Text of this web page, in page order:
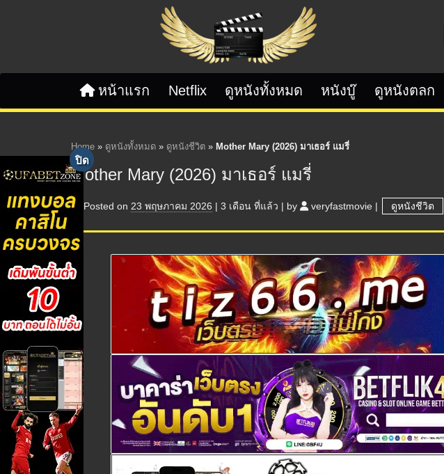
หน้าแรก Netflix ดูหนังทั้งหมด หนังบู๊ ดูหนังตลก
Home » ดูหนังทั้งหมด » ดูหนังชีวิต » Mother Mary (2026) มาเธอร์ แมรี่
Mother Mary (2026) มาเธอร์ แมรี่
Posted on 23 พฤษภาคม 2026 | 3 เดือน ที่แล้ว | by veryfastmovie | ดูหนังชีวิต